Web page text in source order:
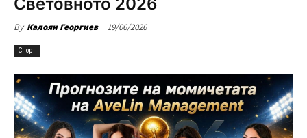
By Калоян Георгиев 19/06/2026
Спорт